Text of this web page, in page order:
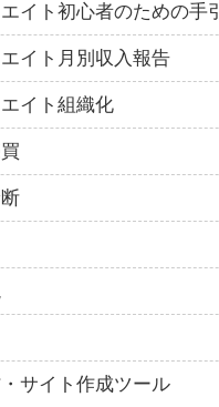
イト初心者のための手引
イト月別収入報告
イト組織化
サイト作成ツール